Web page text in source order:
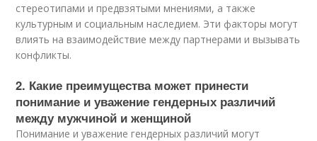
стереотипами и предвзятыми мнениями, а также
культурным и социальным наследием. Эти факторы могут
влиять на взаимодействие между партнерами и вызывать
конфликты.
2. Какие преимущества может принести
понимание и уважение гендерных различий
между мужчиной и женщиной
Понимание и уважение гендерных различий могут